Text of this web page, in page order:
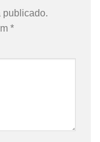
publicado.
*